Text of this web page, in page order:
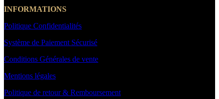
INFORMATIONS
Politique Confidentialités
Système de Paiement Sécurisé
Conditions Générales de vente
Mentions légales
Politique de retour & Remboursement